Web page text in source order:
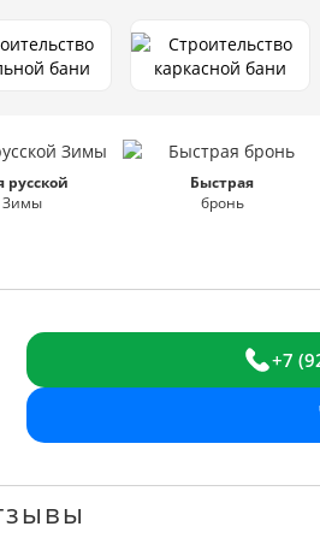
русской
Зимы
Быстрая
бронь
+7